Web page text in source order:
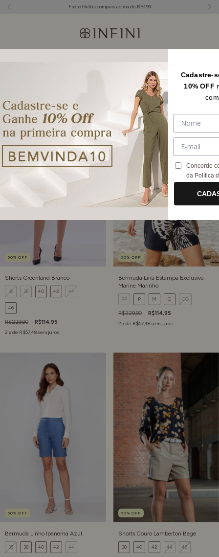
Frete Grátis compras acima de R$499
50% OFF
Shorts Greenland Branco
36 38 40 42 44
46
R$229,90
R$114,95
2 x de R$57,48 sem juros
50% OFF
Bermuda Lina Estampa Exclusiva
Marine Marinho
PP P M G GG
R$229,90
R$114,95
2 x de R$57,48 sem juros
50% OFF
Bermuda Linho Ipanema Azul
36 38 40 42 44
50% OFF
Shorts Couro Lamberton Bege
38 40 42 44 46
Cadastre-
10% OFF
Concordo
da Política